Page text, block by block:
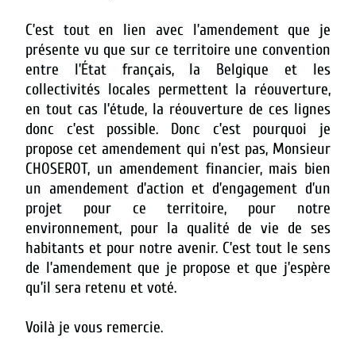
C’est tout en lien avec l’amendement que je
présente vu que sur ce territoire une convention
entre l’État français, la Belgique et les
collectivités locales permettent la réouverture,
en tout cas l’étude, la réouverture de ces lignes
donc c’est possible. Donc c’est pourquoi je
propose cet amendement qui n’est pas, Monsieur
CHOSEROT, un amendement financier, mais bien
un amendement d’action et d’engagement d’un
projet pour ce territoire, pour notre
environnement, pour la qualité de vie de ses
habitants et pour notre avenir. C’est tout le sens
de l’amendement que je propose et que j’espère
qu’il sera retenu et voté.
Voilà je vous remercie.